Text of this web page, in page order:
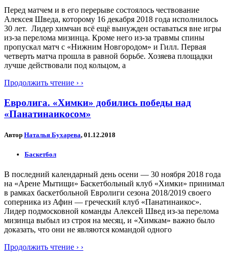
Перед матчем и в его перерыве состоялось чествование
Алексея Шведа, которому 16 декабря 2018 года исполнилось
30 лет. Лидер химчан всё ещё вынужден оставаться вне игры
из-за перелома мизинца. Кроме него из-за травмы спины
пропускал матч с «Нижним Новгородом» и Гилл. Первая
четверть матча прошла в равной борьбе. Хозяева площадки
лучше действовали под кольцом, а
Продолжить чтение › ›
Евролига. «Химки» добились победы над
«Панатинаикосом»
Автор Наталья Бухарева, 01.12.2018
Баскетбол
В последний календарный день осени — 30 ноября 2018 года
на «Арене Мытищи» Баскетбольный клуб «Химки» принимал
в рамках баскетбольной Евролиги сезона 2018/2019 своего
соперника из Афин — греческий клуб «Панатинаикос».
Лидер подмосковной команды Алексей Швед из-за перелома
мизинца выбыл из строя на месяц, и «Химкам» важно было
доказать, что они не являются командой одного
Продолжить чтение › ›